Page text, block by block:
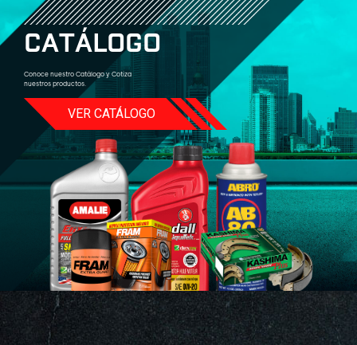
CATÁLOGO
Conoce nuestro Catálogo y Cotiza
nuestros productos.
VER CATÁLOGO